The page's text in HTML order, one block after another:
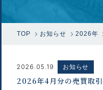
漁業関係の方へ
お問い合わせ
TOP お知らせ 2026年
2026.05.19 お知らせ
2026年4月分の売買取引